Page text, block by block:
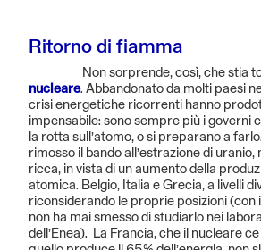
Ritorno di fiamma
Non sorprende, così, che stia
nucleare. Abbandonato da molti paesi
crisi energetiche ricorrenti hanno
impensabile: sono sempre più i governi
la rotta sull’atomo, o si preparano a
rimosso il bando all’estrazione di uranio,
ricca, in vista di un aumento della
atomica. Belgio, Italia e Grecia, a livelli
riconsiderando le proprie posizioni (con
non ha mai smesso di studiarlo nei
dell’Enea). La Francia, che il nucleare ce